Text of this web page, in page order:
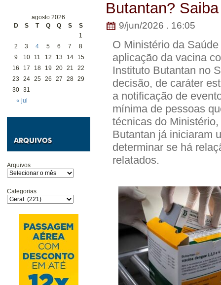
agosto 2026
D
S T Q Q S S
« jul
1
2
3 4 5 6 7
8
9
10 11 12 13 14
15
16
17 18 19 20 21
22
23
24 25 26 27 28 29
30 31
Arquivos
Categorias
Butantan?
9/jun/2026 . 16:05
O Ministério da
aplicação da vacina
Instituto Butantan no
decisão, de caráter
a notificação de
mínima de pessoas
técnicas do
Butantan já iniciaram
determinar se há
relatados.